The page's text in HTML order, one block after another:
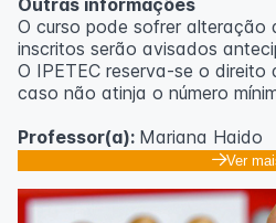
Outras informações
O curso pode sofrer alteração
inscritos serão avisados
O IPETEC reserva-se o direito
caso não atinja o número
Professor(a): Mariana Haido
Ver